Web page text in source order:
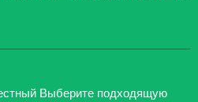
Выберите подходящую